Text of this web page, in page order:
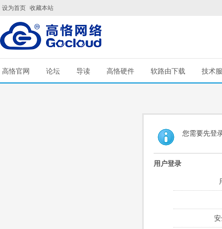
设为首页 收藏本站
高恪官网 论坛 导读 高恪硬件 软路由下载 技术
您需要先登
用户登录